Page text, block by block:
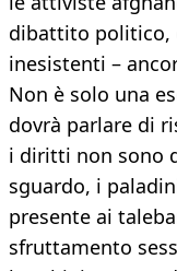
dibattito politico,
inesistenti –
Non è solo una
dovrà parlare di
i diritti non sono
sguardo, i
presente ai
sfruttamento